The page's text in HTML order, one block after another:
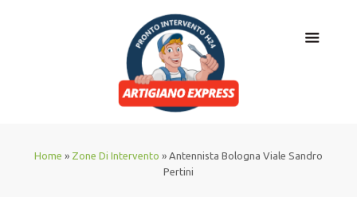
Home » Zone Di Intervento » Antennista Bologna Viale Sandro
Pertini